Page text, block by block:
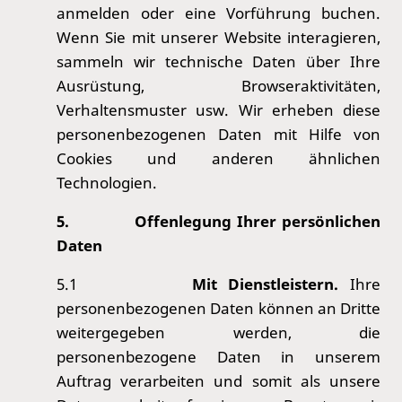
anmelden oder eine Vorführung buchen.
Wenn Sie mit unserer Website interagieren,
sammeln wir technische Daten über Ihre
Ausrüstung, Browseraktivitäten,
Verhaltensmuster usw. Wir erheben diese
personenbezogenen Daten mit Hilfe von
Cookies und anderen ähnlichen
Technologien.
5.
Offenlegung Ihrer persönlichen
Daten
5.1 Mit Dienstleistern. Ihre
personenbezogenen Daten können an Dritte
weitergegeben werden, die
personenbezogene Daten in unserem
Auftrag verarbeiten und somit als unsere